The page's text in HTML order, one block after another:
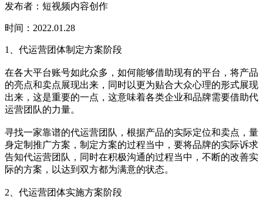
发布者：短视频内容创作
时间：2022.01.28
1、代运营团体制定方案阶段
在各大平台账号如此众多，如何能够借助现有的平台，将产品
的亮点和卖点展现出来，同时以更为贴合大众心理的形式展现
出来，这是重要的一点，这意味着各类企业和品牌需要借助代
运营团队的力量。
寻找一家靠谱的代运营团队，根据产品的实际定位和卖点，量
身定制推广方案，制定方案的过程当中，要将品牌的实际诉求
告知代运营团队，同时在积极沟通的过程当中，不断的改善实
际的方案，以达到双方都为满意的状态。
2、代运营团体实施方案阶段